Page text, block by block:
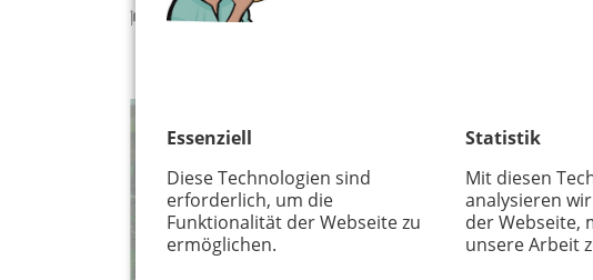
Essenziell
Diese Technologien sind
erforderlich, um die
Funktionalität der Webseite zu
ermöglichen.
Statistik
Mit diesen
analysieren
der Webseite,
unsere Arbeit
Köln
ERFORSCHEN